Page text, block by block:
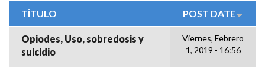
TÍTULO POST DATE
Opiodes, Uso, sobredosis y
suicidio
Viernes, Febrero
1, 2019 - 16:56